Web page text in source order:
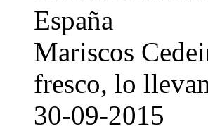
España
Mariscos
fresco, lo
30-09-2015